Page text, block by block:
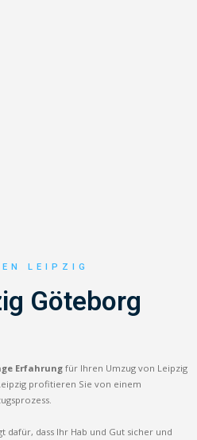
LEIPZIG
Göteborg
Erfahrung für Ihren Umzug von Leipzig
profitieren Sie von einem
dafür, dass Ihr Hab und Gut sicher und